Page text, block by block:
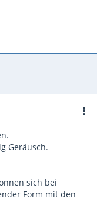
Geräusch.
sich bei
Form mit den